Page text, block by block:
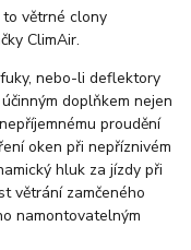
větrné clony
ClimAir.
nebo-li deflektory
doplňkem nejen
proudění
oken při nepříznivém
hluk za jízdy při
větrání zamčeného
namontovatelným